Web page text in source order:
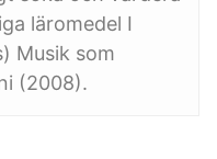
läromedel I
Musik som
(2008).